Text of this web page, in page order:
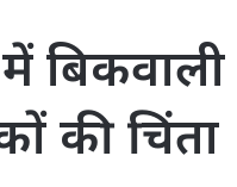
में
की चिंता